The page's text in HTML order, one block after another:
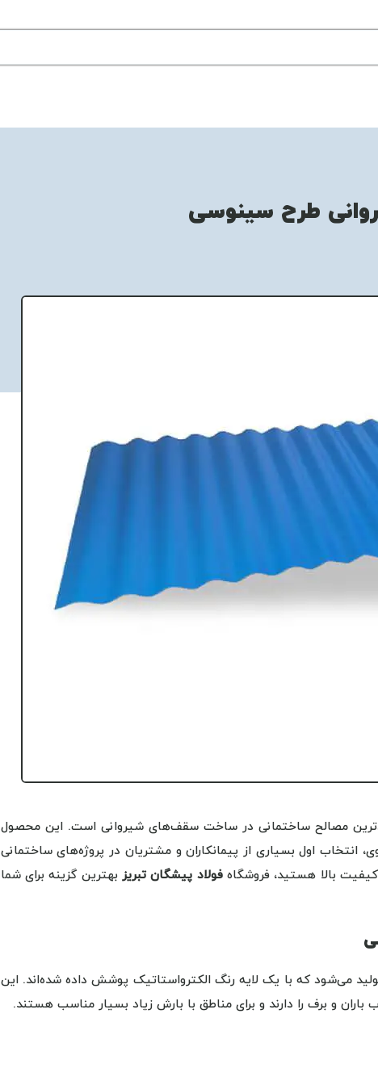
طرح سینوسی
مصالح ساختمانی در ساخت سقف‌های شیروانی است. این محصول
انتخاب اول بسیاری از پیمانکاران و مشتریان در پروژه‌های ساختمانی
بالا هستید، فروشگاهفولاد پیشگان تبریز بهترین گزینه برای شما
می‌شود که با یک لایه رنگ الکترواستاتیک پوشش داده شده‌اند. این
و برف را دارند و برای مناطق با بارش زیاد بسیار مناسب هستند.